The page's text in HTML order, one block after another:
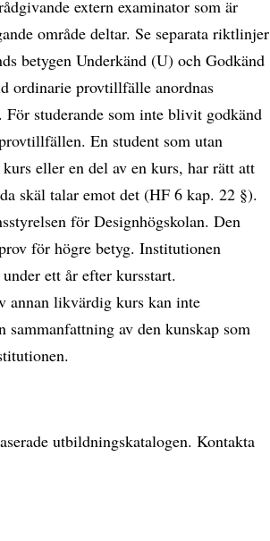
extern examinator som är
område deltar. Se separata riktlinjer
betygen Underkänd (U) och Godkänd
ordinarie provtillfälle anordnas
studerande som inte blivit godkänd
En student som utan
eller en del av en kurs, har rätt att
skäl talar emot det (HF 6 kap. 22 §).
för Designhögskolan. Den
för högre betyg. Institutionen
ett år efter kursstart.
likvärdig kurs kan inte
sammanfattning av den kunskap som
utbildningskatalogen. Kontakta